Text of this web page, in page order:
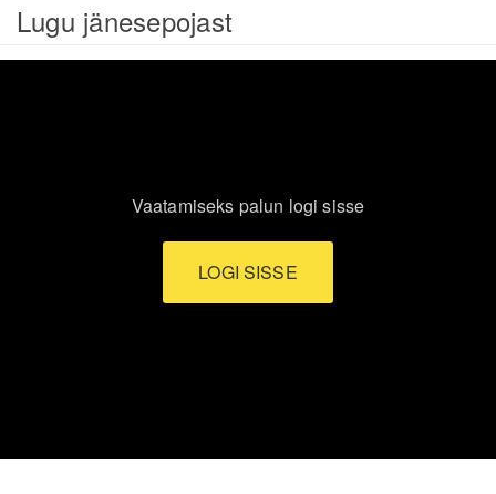
Lugu jänesepojast
Vaatamiseks palun logi sisse
LOGI SISSE